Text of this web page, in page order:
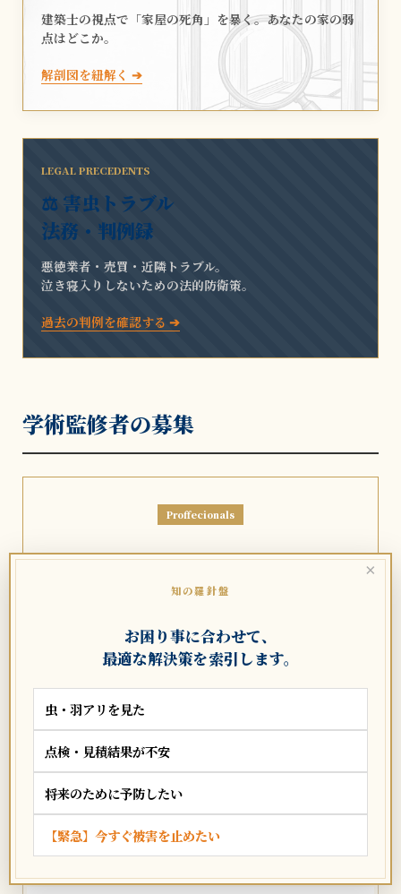
建築士の視点で「家屋の死角」を暴く。あなたの家の弱
点はどこか。
解剖図を紐解く ➔
LEGAL PRECEDENTS
⚖️ 害虫トラブル
法務・判例録
悪徳業者・売買・近隣トラブル。
泣き寝入りしないための法的防衛策。
過去の判例を確認する ➔
学術監修者の募集
Proffecionals
専門職の皆様へ
当辞典の「正確性」を支える学術監修パートナーを募集し
ています。編纂への参画、制度解説の寄稿をお待ちしてお
編纂への参画を申し出る ➔
実務専門家 参照録
×
知の羅針盤
お困り事に合わせて、
最適な解決策を索引します。
虫・羽アリを見た
点検・見積結果が不安
将来のために予防したい
【緊急】今すぐ被害を止めたい